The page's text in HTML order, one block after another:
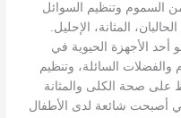
السموم وتنظيم السوائل
المثانة، الإحليل.
أحد الأجهزة الحيوية في
السائلة، وتنظيم
على صحة الكلى والمثانة
أصبحت شائعة لدى الأطفال